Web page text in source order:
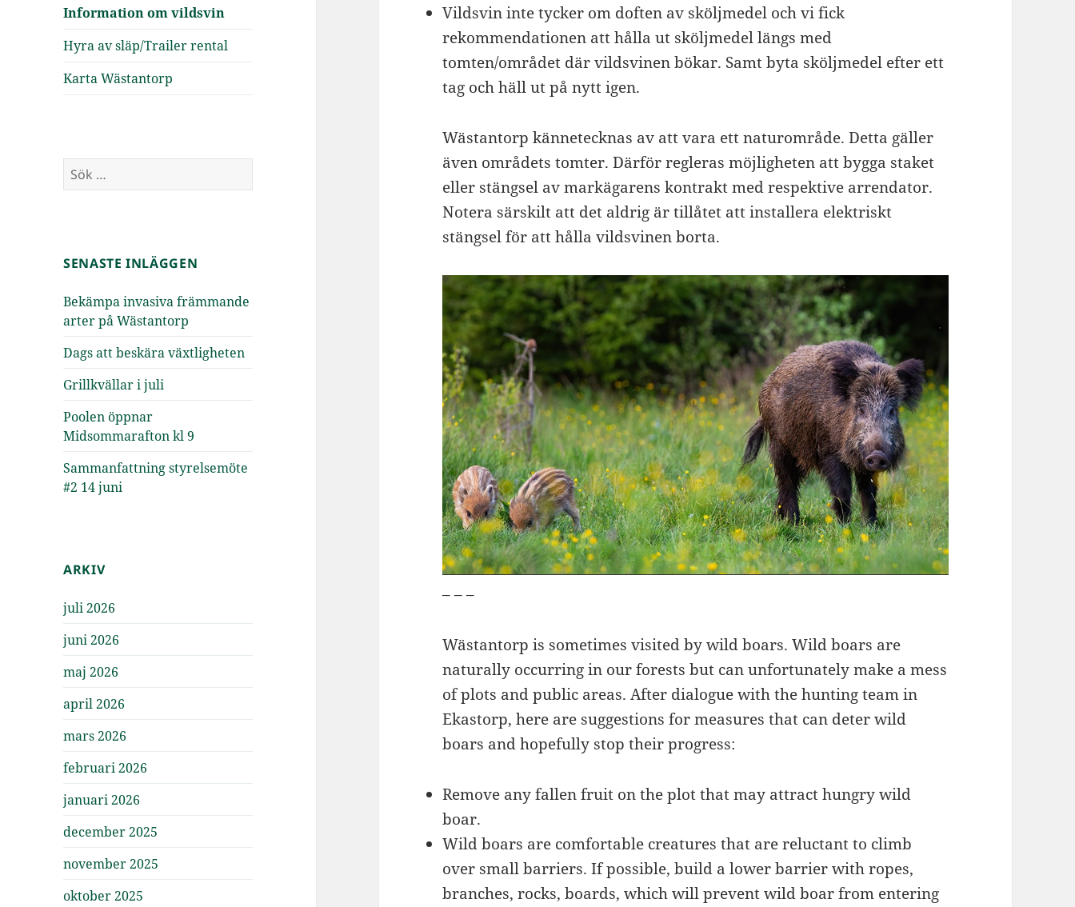
Information om vildsvin
Hyra av släp/Trailer rental
Karta Wästantorp
Sök
efter:
SENASTE INLÄGGEN
Bekämpa invasiva främmande
arter på Wästantorp
Dags att beskära växtligheten
Grillkvällar i juli
Poolen öppnar
Midsommarafton kl 9
Sammanfattning styrelsemöte
#2 14 juni
ARKIV
juli 2026
juni 2026
maj 2026
april 2026
mars 2026
februari 2026
januari 2026
december 2025
november 2025
oktober 2025
Vildsvin inte tycker om doften av sköljmedel och vi fick
rekommendationen att hålla ut sköljmedel längs med
tomten/området där vildsvinen bökar. Samt byta sköljmedel efter ett
tag och häll ut på nytt igen.
Wästantorp kännetecknas av att vara ett naturområde. Detta gäller
även områdets tomter. Därför regleras möjligheten att bygga staket
eller stängsel av markägarens kontrakt med respektive arrendator.
Notera särskilt att det aldrig är tillåtet att installera elektriskt
stängsel för att hålla vildsvinen borta.
– – –
Wästantorp is sometimes visited by wild boars. Wild boars are
naturally occurring in our forests but can unfortunately make a mess
of plots and public areas. After dialogue with the hunting team in
Ekastorp, here are suggestions for measures that can deter wild
boars and hopefully stop their progress:
Remove any fallen fruit on the plot that may attract hungry wild
boar.
Wild boars are comfortable creatures that are reluctant to climb
over small barriers. If possible, build a lower barrier with ropes,
branches, rocks, boards, which will prevent wild boar from entering